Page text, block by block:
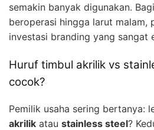
semakin banyak digunakan.
beroperasi hingga larut malam,
investasi branding yang sangat
Huruf timbul akrilik vs
cocok?
Pemilik usaha sering bertanya:
akrilik atau stainless steel?